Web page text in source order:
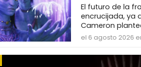
El futuro de la
encrucijada, ya
Cameron
el 6 agosto 2026